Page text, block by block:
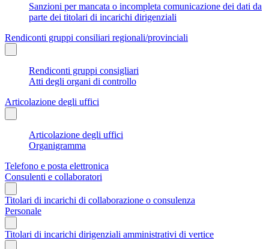
Sanzioni per mancata o incompleta comunicazione dei dati da
parte dei titolari di incarichi dirigenziali
Rendiconti gruppi consiliari regionali/provinciali
Rendiconti gruppi consigliari
Atti degli organi di controllo
Articolazione degli uffici
Articolazione degli uffici
Organigramma
Telefono e posta elettronica
Consulenti e collaboratori
Titolari di incarichi di collaborazione o consulenza
Personale
Titolari di incarichi dirigenziali amministrativi di vertice